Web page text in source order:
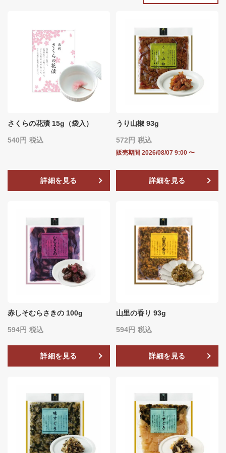
さくらの花漬 15g（袋入）
540 税込
詳細を見る
うり山椒 93g
572 税込
販売期間 2026/08/07 9:00 〜
詳細を見る
赤しそむらさきの 100g
594 税込
詳細を見る
山里の香り 93g
594 税込
詳細を見る